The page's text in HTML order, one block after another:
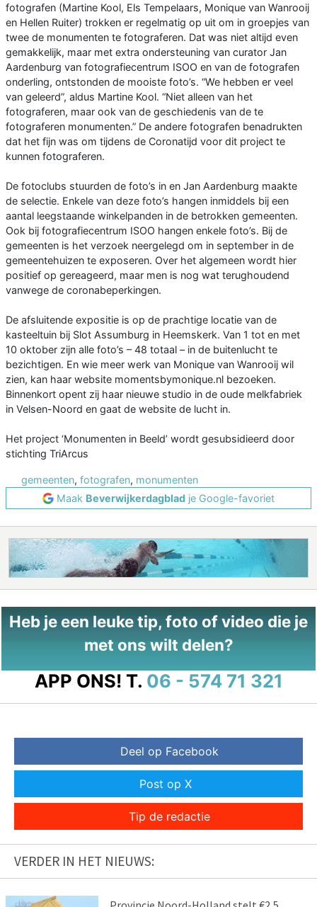
fotografen (Martine Kool, Els Tempelaars, Monique van Wanrooij
en Hellen Ruiter) trokken er regelmatig op uit om in groepjes van
twee de monumenten te fotograferen. Dat was niet altijd even
gemakkelijk, maar met extra ondersteuning van curator Jan
Aardenburg van fotografiecentrum ISOO en van de fotografen
onderling, ontstonden de mooiste foto’s. “We hebben er veel
van geleerd”, aldus Martine Kool. “Niet alleen van het
fotograferen, maar ook van de geschiedenis van de te
fotograferen monumenten.” De andere fotografen benadrukten
dat het fijn was om tijdens de Coronatijd voor dit project te
kunnen fotograferen.
De fotoclubs stuurden de foto’s in en Jan Aardenburg maakte
de selectie. Enkele van deze foto’s hangen inmiddels bij een
aantal leegstaande winkelpanden in de betrokken gemeenten.
Ook bij fotografiecentrum ISOO hangen enkele foto’s. Bij de
gemeenten is het verzoek neergelegd om in september in de
gemeentehuizen te exposeren. Over het algemeen wordt hier
positief op gereageerd, maar men is nog wat terughoudend
vanwege de coronabeperkingen.
De afsluitende expositie is op de prachtige locatie van de
kasteeltuin bij Slot Assumburg in Heemskerk. Van 1 tot en met
10 oktober zijn alle foto’s – 48 totaal – in de buitenlucht te
bezichtigen. En wie meer werk van Monique van Wanrooij wil
zien, kan haar website momentsbymonique.nl bezoeken.
Binnenkort opent zij haar nieuwe studio in de oude melkfabriek
in Velsen-Noord en gaat de website de lucht in.
Het project ‘Monumenten in Beeld’ wordt gesubsidieerd door
stichting TriArcus
gemeenten, fotografen, monumenten
Maak Beverwijkerdagblad je Google-favoriet
Heb je een leuke tip, foto of video die je
met ons wilt delen?
APP ONS! T. 06 - 574 71 321
Deel op Facebook
Post op X
Tip de redactie
VERDER IN HET NIEUWS: